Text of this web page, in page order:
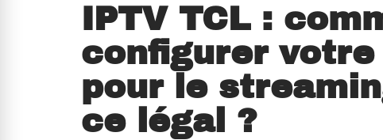
IPTV TCL :
configurer
pour le
ce légal ?